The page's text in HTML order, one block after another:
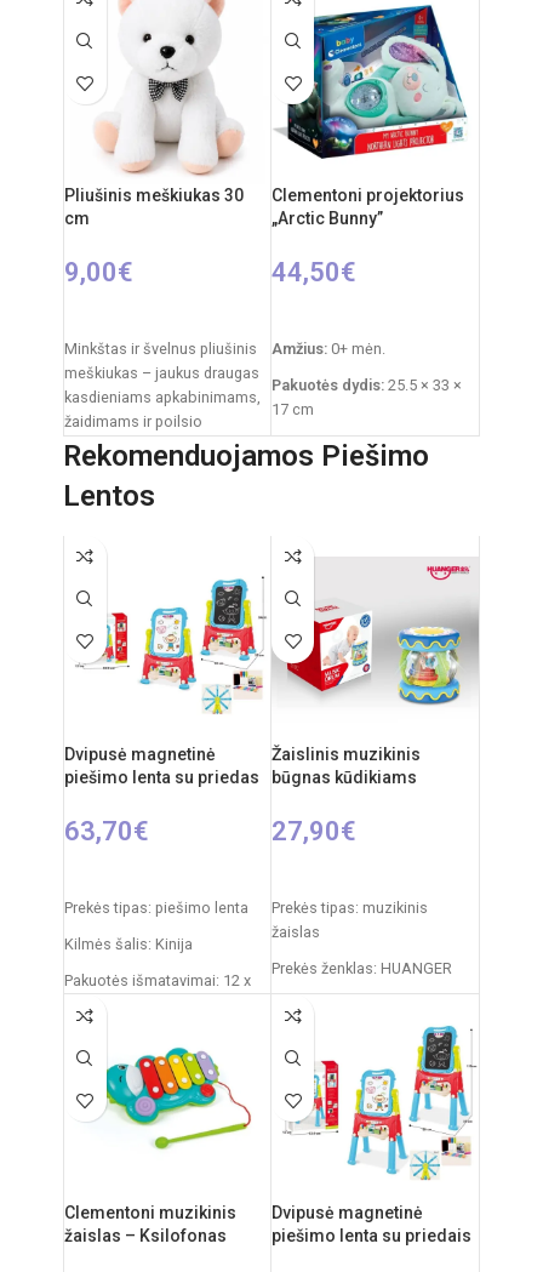
Rekomenduojamas amžius:
nuo 0 mėnesių
švelnus
Pliušinis meškiukas 30
cm
9,00€
Minkštas ir švelnus pliušinis
meškiukas – jaukus draugas
kasdieniams apkabinimams,
žaidimams ir poilsio
akimirkoms. Klasikinis
dizainas su dekoratyviniu
kaspinėliu suteikia
Clementoni projektorius
„Arctic Bunny”
44,50€
Amžius: 0+ mėn.
Pakuotės dydis: 25.5 × 33 ×
17 cm
Prekės svoris:760 g
Medžiagos:
plastikas
Priežiūra:pliušas skalbiamas
išimant vidinį modulį
Kilmės šalis:Italija /
Rekomenduojamos Piešimo
Lentos
Dvipusė magnetinė
piešimo lenta su priedas
63,70€
Prekės tipas: piešimo lenta
Kilmės šalis: Kinija
Pakuotės išmatavimai: 12 x
58 x 84 cm
Rekomenduojamas amžius:
nuo 3 metų
Žaislinis muzikinis
būgnas kūdikiams
27,90€
Prekės tipas: muzikinis
žaislas
Prekės ženklas: HUANGER
Pakuotės išmatavimai: 19 x
19 x 20,6 cm
Produkto išmatavimai: 17 x
17 x 18 cm
Produkto medžiaga: plastikas
nuo 18 mėnesių
Clementoni muzikinis
žaislas – Ksilofonas
Dvipusė magnetinė
piešimo lenta su priedais